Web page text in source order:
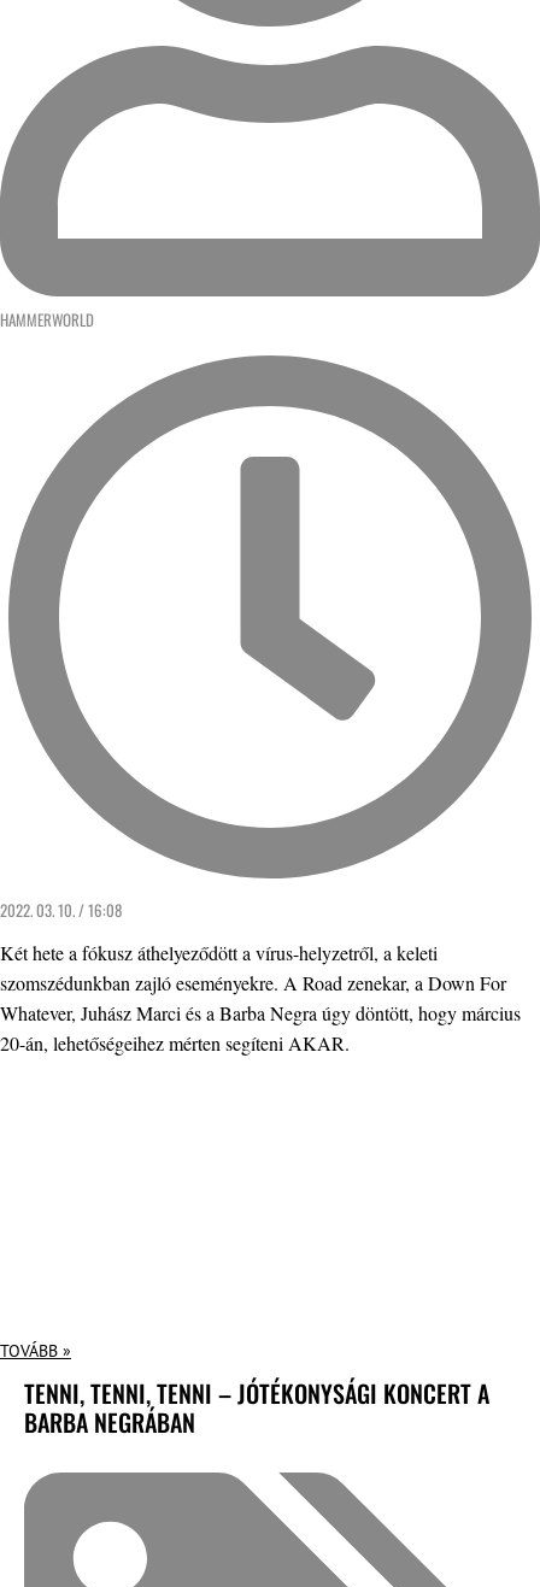
HAMMERWORLD
2022. 03. 10. / 16:08
Két hete a fókusz áthelyeződött a vírus-helyzetről, a keleti
szomszédunkban zajló eseményekre. A Road zenekar, a Down For
Whatever, Juhász Marci és a Barba Negra úgy döntött, hogy március
20-án, lehetőségeihez mérten segíteni AKAR.
TOVÁBB »
TENNI, TENNI, TENNI – JÓTÉKONYSÁGI KONCERT A
BARBA NEGRÁBAN